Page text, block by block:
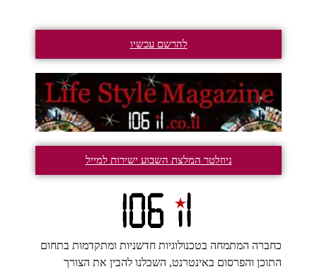
להרשם עכשיו
ניוזלטר המלצת השבוע ישירות למייל
כחברה המתמחה בטכנולוגיות חדשניות ומתקדמות בתחום
התוכן והפרסום באינטרנט, השכלנו להבין את הצורך